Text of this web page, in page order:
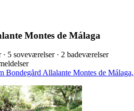
Montes de Málaga
· 5 soveværelser · 2 badeværelser
Bondegård Allalante Montes de